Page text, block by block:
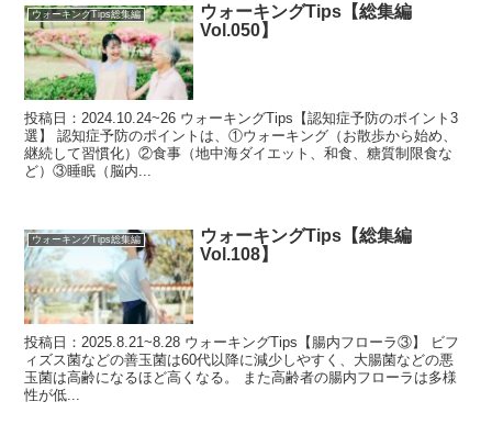
ウォーキングTips総集編
ウォーキングTips【総集編
Vol.050】
投稿日：2024.10.24~26 ウォーキングTips【認知症予防のポイント3
選】 認知症予防のポイントは、①ウォーキング（お散歩から始め、
継続して習慣化）②食事（地中海ダイエット、和食、糖質制限食な
ど）③睡眠（脳内...
ウォーキングTips総集編
ウォーキングTips【総集編
Vol.108】
投稿日：2025.8.21~8.28 ウォーキングTips【腸内フローラ③】 ビフ
ィズス菌などの善玉菌は60代以降に減少しやすく、大腸菌などの悪
玉菌は高齢になるほど高くなる。 また高齢者の腸内フローラは多様
性が低...